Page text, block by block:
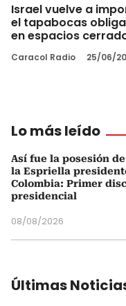
Israel vuelve a
el tapabocas
en espacios
Caracol Radio 25/06/
Lo más leído
Así fue la posesión
la Espriella
Colombia: Primer
presidencial
08/08/2026
Últimas